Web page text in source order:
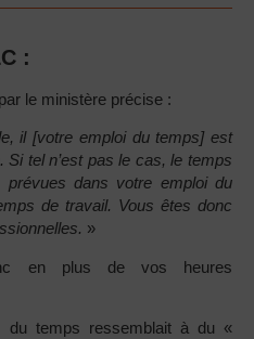
:
le ministère précise :
il [votre emploi du temps] est
tel n’est pas le cas, le temps
dans votre emploi du
de travail. Vous êtes donc
»
en plus de vos heures
du temps ressemblait à du «